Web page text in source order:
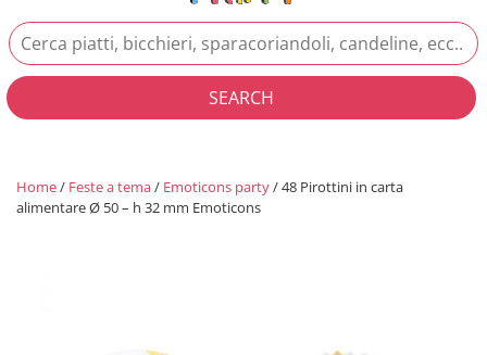
SEARCH
Home/ Feste a tema/ Emoticons party/ 48 Pirottini in carta
alimentare Ø 50 – h 32 mm Emoticons